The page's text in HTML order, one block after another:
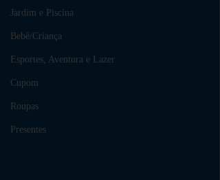
Jardim e Piscina
Bebê/Criança
Esportes, Aventura e Lazer
Cupom
Roupas
Presentes